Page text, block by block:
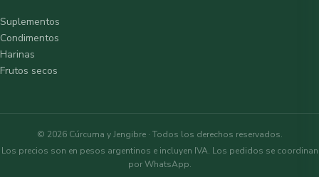
Suplementos
Condimentos
Harinas
Frutos secos
© 2026 Cúrcuma y Jengibre · Todos los derechos reservados.
Los precios son en pesos argentinos e incluyen IVA. Los pedidos se coordinan
por WhatsApp.